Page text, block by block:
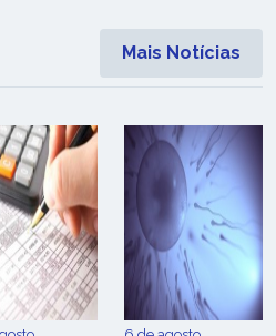
Mais Notícias